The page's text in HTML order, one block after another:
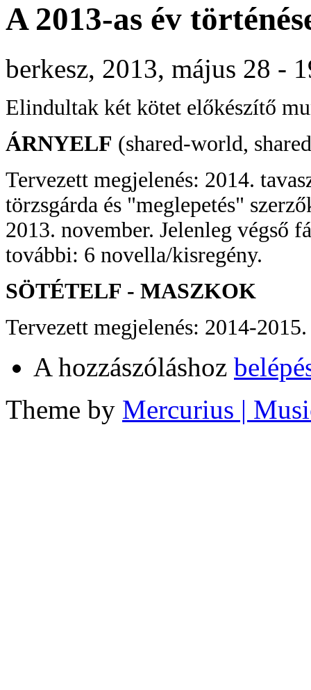
A 2013-as év
berkesz, 2013, május 28 -
Elindultak két kötet előkészítő
ÁRNYELF (shared-world,
Tervezett megjelenés: 2014.
törzsgárda és "meglepetés"
2013. november. Jelenleg végső
további: 6 novella/kisregény.
SÖTÉTELF - MASZKOK
Tervezett megjelenés: 2014-
A hozzászóláshoz
Theme by Mercurius |